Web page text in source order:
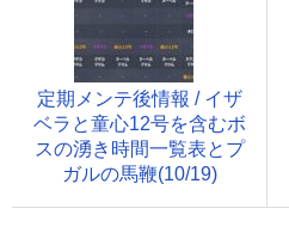
定期メンテ後情報 / イザ
ベラと童心12号を含むボ
スの湧き時間一覧表とプ
ガルの馬鞭(10/19)